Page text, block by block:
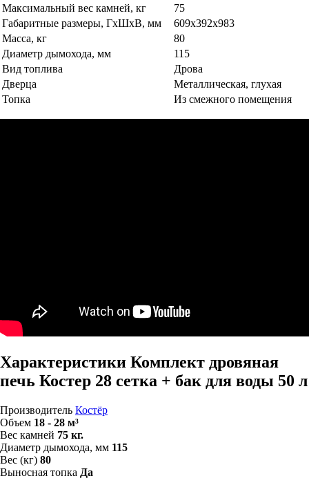
Максимальный вес камней, кг
75
Габаритные размеры, ГхШхВ, мм
609х392х983
Масса, кг
80
Диаметр дымохода, мм
115
Вид топлива
Дрова
Дверца
Металлическая, глухая
Топка
Из смежного помещения
Характеристики Комплект дровяная
печь Костер 28 сетка + бак для воды 50 л
Производитель Костёр
Объем 18 - 28 м³
Вес камней 75 кг.
Диаметр дымохода, мм 115
Вес (кг) 80
Выносная топка Да